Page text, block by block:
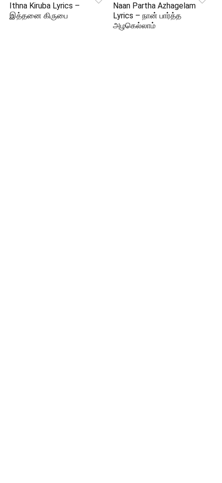
Ithna Kiruba Lyrics –
இத்தனை கிருபை
Naan Partha Azhagelam
Lyrics – நான் பார்த்த
அழகெல்லாம்